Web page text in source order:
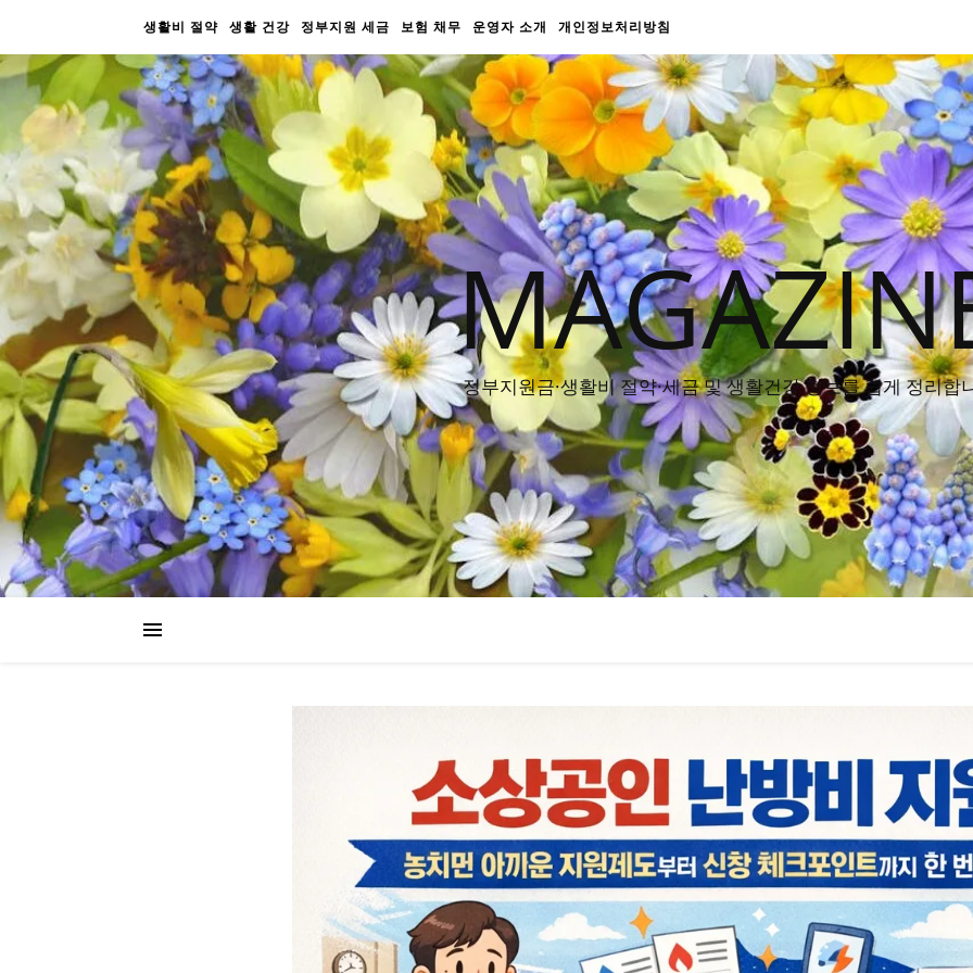
생활비 절약 생활 건강 정부지원 세금 보험 채무 운영자 소개 개인정보처리방침
정부지원금·생활비 절약·세금 및 생활건강 정보를 쉽게 정리합